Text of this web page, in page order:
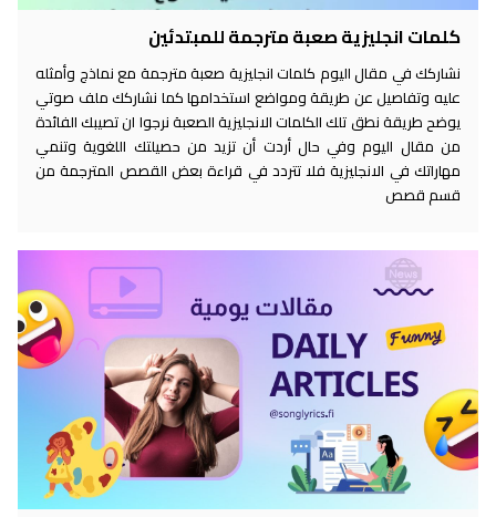
كلمات انجليزية صعبة مترجمة للمبتدئين
نشاركك في مقال اليوم كلمات انجليزية صعبة مترجمة مع نماذج وأمثله
عليه وتفاصيل عن طريقة ومواضع استخدامها كما نشاركك ملف صوتي
يوضح طريقة نطق تلك الكلمات الانجليزية الصعبة نرجوا ان تصيبك الفائدة
من مقال اليوم وفي حال أردت أن تزيد من حصيلتك اللغوية وتنمي
مهاراتك في الانجليزية فلا تتردد في قراءة بعض القصص المترجمة من
قسم قصص